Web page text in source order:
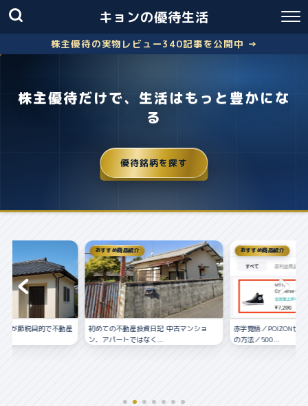
キョンの優待生活
株主優待の実物レビュー340記事を公開中 →
株主優待だけで、生活はもっと豊かにな
る
優待銘柄を探す
日記 中古マンショ
おすすめ商品紹介
赤字覚悟／POIZONせどりの仕入れ〜販売
の方法／500...
株主優待
失敗しないクロス取引
お得に株主優...